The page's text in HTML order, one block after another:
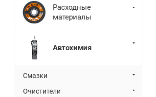
Расходные
материалы
Автохимия
Смазки
Очистители